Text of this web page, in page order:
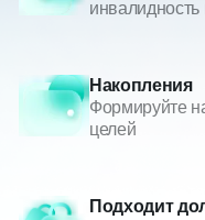
Накопления
Формируйте
целей
Подходит